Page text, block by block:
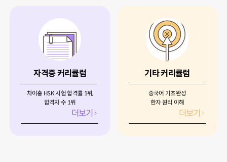
자격증 커리큘럼
차이홍 HSK 시험 합격률 1위,
합격자 수 1위
더보기
기타 커리큘럼
중국어 기초완성
한자 원리 이해
더보기